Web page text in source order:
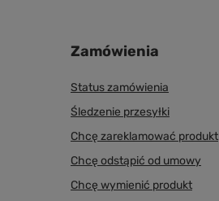
Zamówienia
Status zamówienia
Śledzenie przesyłki
Chcę zareklamować produkt
Chcę odstąpić od umowy
Chcę wymienić produkt